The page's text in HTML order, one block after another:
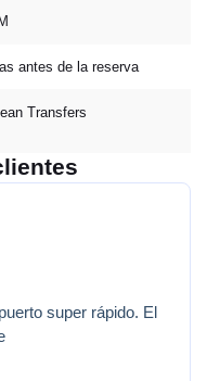
antes de la reserva
Transfers
super rápido. El